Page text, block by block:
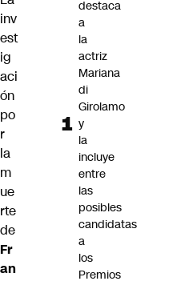
inv
est
ig
aci
ón
po
r
la
m
ue
rte
de
Fr
an
destaca
a
la
actriz
Mariana
di
Girolamo
y
la
incluye
entre
las
posibles
candidatas
a
los
Premios